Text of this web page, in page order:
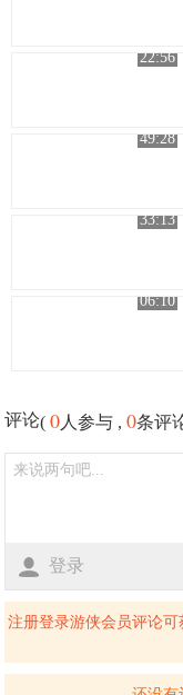
22:56
49:28
33:13
06:10
评论(0 人参与 ,0条评
登录
注册登录游侠会员评论